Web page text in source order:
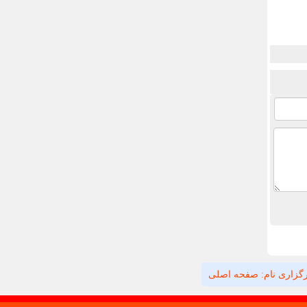
نام: صفحه اصلی